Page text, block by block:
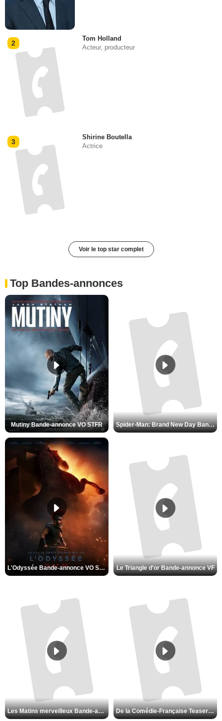
2
Tom Holland
Acteur, producteur
3
Shirine Boutella
Actrice
Voir le top star complet
Top Bandes-annonces
Mutiny Bande-annonce VO STFR Spider-Man: Brand New Day Bande-annonce VO STFR
L'Odyssée Bande-annonce VO STFR Le Triangle d'or Bande-annonce VF
Les Matins merveilleux Bande-annonce VF De la Comédie-Française Teaser VF